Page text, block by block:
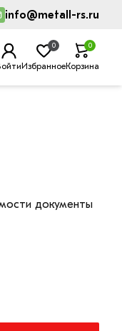
info@metall-rs.ru
Избранное
0
Корзина
0
документы